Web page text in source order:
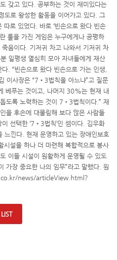
갖고 있다. 공부하는 것이 재미있다는
로 왕성한 활동을 이어가고 있다. 그
따로 있었다. 바로 ‘빈손으로 왔다 빈손
룰을 가진 게임은 누구에게나 공평하
음이다. 기저귀 차고 나와서 기저귀 차
일평생 열심히 모아 자녀들에게 재산
. “빈손으로 왔다 빈손으로 가는 인생,
이사장은 “7•3법칙을 아느냐”고 질문
베푸는 것이고, 나머지 30%는 현재 내
도록 노력하는 것이 7•3법칙이다.” 재
을 후손에 대물림해 보다 많은 사람들
선택한 ‘7•3법칙’인 셈이다. 김우화
느낀다. 현재 운영하고 있는 장애인보호
시설을 하나 더 마련해 복합적으로 봉사
이들 시설이 원활하게 운영될 수 있도
가장 중요한 나의 임무”라고 말했다. 원
news/articleView.html?
LIST